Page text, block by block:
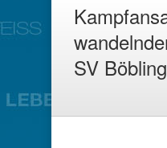
SV